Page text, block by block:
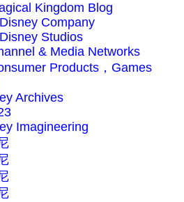
Kingdom Blog
Company
Studios
& Media Networks
Products，Games
Archives
Imagineering